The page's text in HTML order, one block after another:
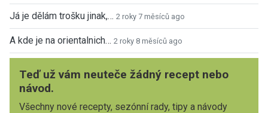
Já je dělám trošku jinak,… 2 roky 7 měsíců ago
A kde je na orientalnich… 2 roky 8 měsíců ago
Teď už vám neuteče žádný recept nebo
návod.
Všechny nové recepty, sezónní rady, tipy a návody